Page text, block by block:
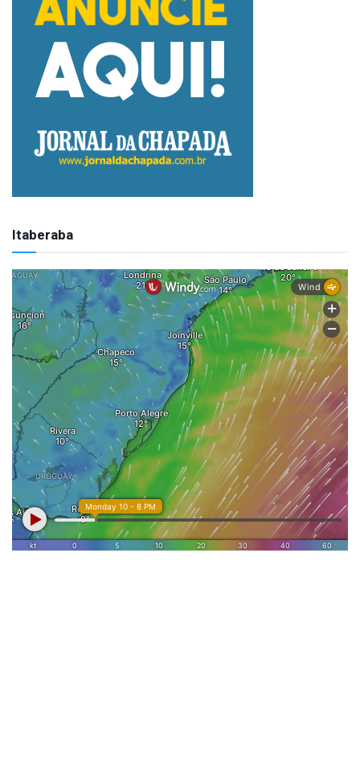
Itaberaba